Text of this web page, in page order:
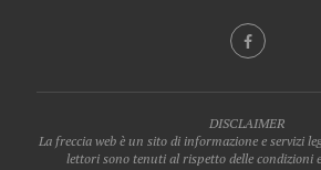
DISCLAIMER
La freccia web è un sito di informazione e servizi
lettori sono tenuti al rispetto delle condizioni